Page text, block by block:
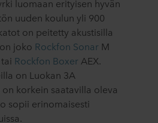
luomaan erityisen hyvän
uuden koulun yli 900
on peitetty akustisilla
joko Rockfon Sonar M
Rockfon Boxer AEX.
on Luokan 3A
on korkein saatavilla oleva
sopii erinomaisesti